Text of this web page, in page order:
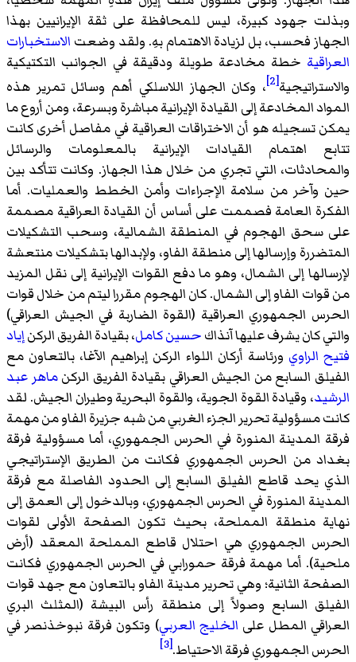
وبذلت جهود كبيرة، ليس للمحافظة على ثقة الإيرانيين بهذا
الجهاز فحسب، بل لزيادة الاهتمام بهِ. ولقد وضعت الاستخبارات
العراقية خطة مخادعة طويلة ودقيقة في الجوانب التكتيكية
والاستراتيجية[2]
، وكان الجهاز اللاسلكي أهم وسائل تمرير هذه
المواد المخادعة إلى القيادة الإيرانية مباشرة وبسرعة، ومن أروع ما
يمكن تسجيله هو أن الاختراقات العراقية في مفاصل أخرى كانت
تتابع اهتمام القيادات الإيرانية بالمعلومات والرسائل
والمحادثات، التي تجري من خلال هذا الجهاز. وكانت تتأكد بين
حين وآخر من سلامة الإجراءات وأمن الخطط والعمليات. أما
الفكرة العامة فصممت على أساس أن القيادة العراقية مصممة
على سحق الهجوم في المنطقة الشمالية، وسحب التشكيلات
المتضررة وإرسالها إلى منطقة الفاو، ولإبدالها بتشكيلات منتعشة
لإرسالها إلى الشمال، وهو ما دفع القوات الإيرانية إلى نقل المزيد
من قوات الفاو إلى الشمال. كان الهجوم مقررا ليتم من خلال قوات
الحرس الجمهوري العراقية (القوة الضاربة في الجيش العراقي)
والتي كان يشرف عليها آنذاكحسين كامل، بقيادة الفريق الركنإياد
فتيح الراوي ورئاسة أركان اللواء الركن إبراهيم الآغا، بالتعاون مع
الفيلق السابع من الجيش العراقي بقيادة الفريق الركنماهر عبد
الرشيد، وقيادة القوة الجوية، والقوة البحرية وطيران الجيش. لقد
كانت مسؤولية تحرير الجزء الغربي من شبه جزيرة الفاو من مهمة
فرقة المدينة المنورة في الحرس الجمهوري، أما مسؤولية فرقة
بغداد من الحرس الجمهوري فكانت من الطريق الإستراتيجي
الذي يحد قاطع الفيلق السابع إلى الحدود الفاصلة مع فرقة
المدينة المنورة في الحرس الجمهوري، وبالدخول إلى العمق إلى
نهاية منطقة المملحة، بحيث تكون الصفحة الأولى لقوات
الحرس الجمهوري هي احتلال قاطع المملحة المعقد (أرض
ملحية). أما مهمة فرقة حمورابي في الحرس الجمهوري فكانت
الصفحة الثانية؛ وهي تحرير مدينة الفاو بالتعاون مع جهد قوات
الفيلق السابع وصولاً إلى منطقة رأس البيشة (المثلث البري
العراقي المطل على الخليج العربي) وتكون فرقة نبوخذنصر في
الحرس الجمهوري فرقة الاحتياط.[3]